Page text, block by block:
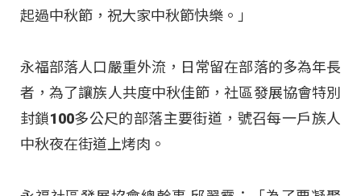
起過中秋節，祝大家中秋節快樂。」
永福部落人口嚴重外流，日常留在部落的多為年長
者，為了讓族人共度中秋佳節，社區發展協會特別
封鎖100多公尺的部落主要街道，號召每一戶族人
中秋夜在街道上烤肉。